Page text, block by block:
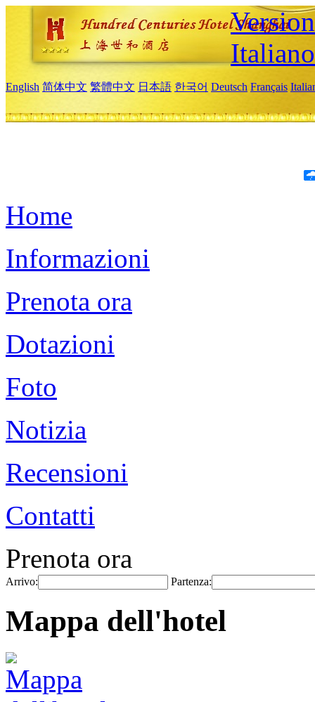
Italiano
English 简体中文 繁體中文 日本語 한국어 Deutsch Français
Home
Informazioni
Prenota ora
Dotazioni
Foto
Notizia
Recensioni
Contatti
Prenota ora
Arrivo: Partenza:
Mappa dell'hotel